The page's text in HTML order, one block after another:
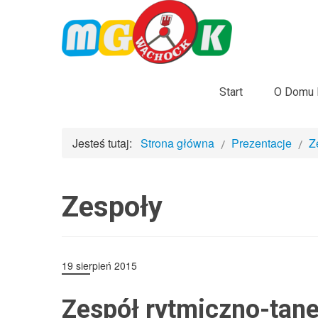
Start O Domu
Jesteś tutaj: Strona główna Prezentacje
Zespoły
19 sierpień 2015
Zespół rytmiczno-